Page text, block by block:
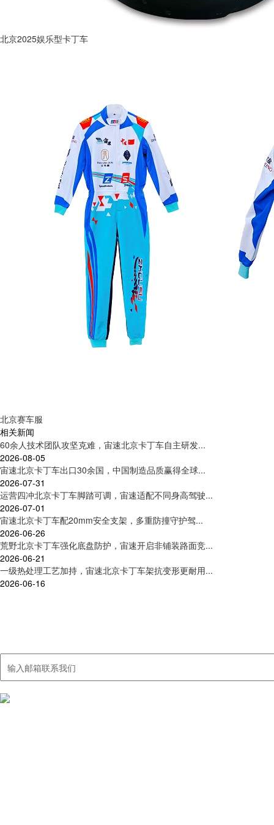
北京2025娱乐型卡丁车
北京赛车服
相关新闻
60余人技术团队攻坚克难，宙速北京卡丁车自主研发...
2026-08-05
宙速北京卡丁车出口30余国，中国制造品质赢得全球...
2026-07-31
运营四冲北京卡丁车脚踏可调，宙速适配不同身高驾驶...
2026-07-01
宙速北京卡丁车配20mm安全支架，多重防撞守护驾...
2026-06-26
荒野北京卡丁车强化底盘防护，宙速开启非铺装路面竞...
2026-06-21
一级热处理工艺加持，宙速北京卡丁车架抗变形更耐用...
2026-06-16